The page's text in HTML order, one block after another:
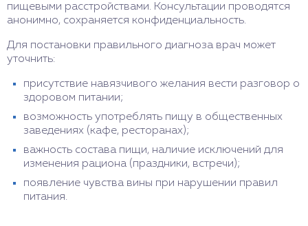
пищевыми расстройствами. Консультации проводятся
анонимно, сохраняется конфиденциальность.
Для постановки правильного диагноза врач может
уточнить:
присутствие навязчивого желания вести разговор о
здоровом питании;
возможность употреблять пищу в общественных
заведениях (кафе, ресторанах);
важность состава пищи, наличие исключений для
изменения рациона (праздники, встречи);
появление чувства вины при нарушении правил
питания.